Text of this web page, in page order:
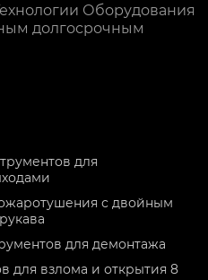
Оборудования
долгосрочным
для
с двойным
для демонтажа
для взлома и открытия 8